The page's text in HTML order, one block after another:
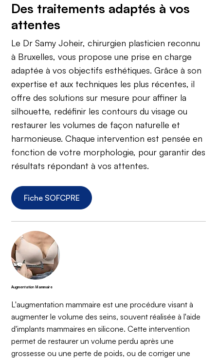
Des traitements adaptés à vos
attentes
Le Dr Samy Joheir, chirurgien plasticien reconnu
à Bruxelles, vous propose une prise en charge
adaptée à vos objectifs esthétiques. Grâce à son
expertise et aux techniques les plus récentes, il
offre des solutions sur mesure pour affiner la
silhouette, redéfinir les contours du visage ou
restaurer les volumes de façon naturelle et
harmonieuse. Chaque intervention est pensée en
fonction de votre morphologie, pour garantir des
résultats répondant à vos attentes.
Fiche SOFCPRE
Augmentation Mammaire
L'augmentation mammaire est une procédure visant à
augmenter le volume des seins, souvent réalisée à l'aide
d'implants mammaires en silicone. Cette intervention
permet de restaurer un volume perdu après une
grossesse ou une perte de poids, ou de corriger une